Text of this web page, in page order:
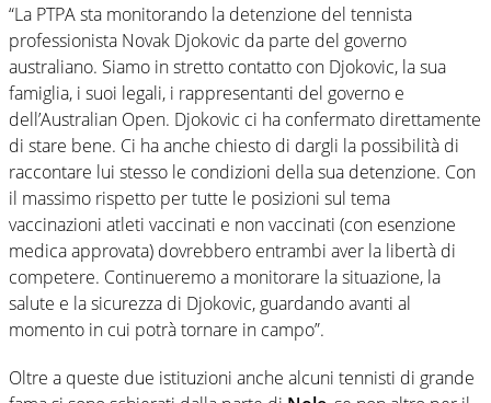
“La PTPA sta monitorando la detenzione del tennista
professionista Novak Djokovic da parte del governo
australiano. Siamo in stretto contatto con Djokovic, la sua
famiglia, i suoi legali, i rappresentanti del governo e
dell’Australian Open. Djokovic ci ha confermato direttamente
di stare bene. Ci ha anche chiesto di dargli la possibilità di
raccontare lui stesso le condizioni della sua detenzione. Con
il massimo rispetto per tutte le posizioni sul tema
vaccinazioni atleti vaccinati e non vaccinati (con esenzione
medica approvata) dovrebbero entrambi aver la libertà di
competere. Continueremo a monitorare la situazione, la
salute e la sicurezza di Djokovic, guardando avanti al
momento in cui potrà tornare in campo”.
Oltre a queste due istituzioni anche alcuni tennisti di grande